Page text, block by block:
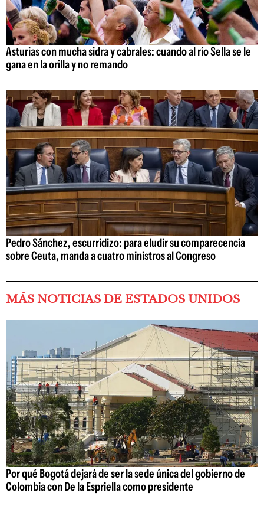
Asturias con mucha sidra y cabrales: cuando al río Sella se le
gana en la orilla y no remando
Pedro Sánchez, escurridizo: para eludir su comparecencia
sobre Ceuta, manda a cuatro ministros al Congreso
MÁS NOTICIAS DE ESTADOS UNIDOS
Por qué Bogotá dejará de ser la sede única del gobierno de
Colombia con De la Espriella como presidente